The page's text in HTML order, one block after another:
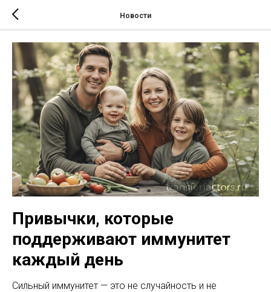
Новости
Привычки, которые
поддерживают иммунитет
каждый день
Сильный иммунитет — это не случайность и не